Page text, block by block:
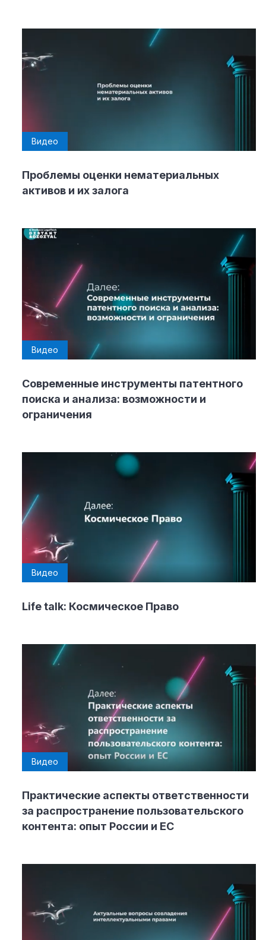
Видео
Проблемы оценки нематериальных
активов и их залога
Видео
Современные инструменты патентного
поиска и анализа: возможности и
ограничения
Видео
Life talk: Космическое Право
Видео
Практические аспекты ответственности
за распространение пользовательского
контента: опыт России и ЕС